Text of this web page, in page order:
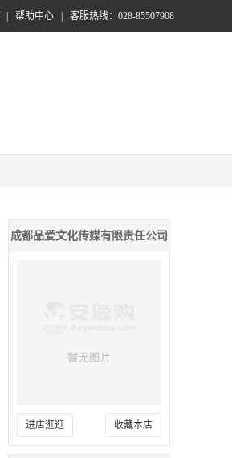
帮助中心 客服热线：028-85507908
成都品爱文化传媒有限责任公司
进店逛逛 收藏本店